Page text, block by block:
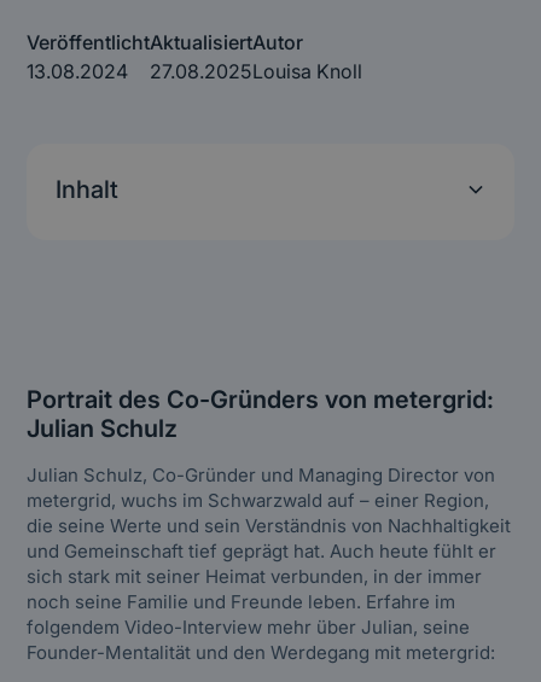
Veröffentlicht
13.08.2024
Aktualisiert
27.08.2025
Autor
Louisa Knoll
Portrait des Co-Gründers von metergrid:
Julian Schulz
Julian Schulz, Co-Gründer und Managing Director von
metergrid, wuchs im Schwarzwald auf – einer Region,
die seine Werte und sein Verständnis von Nachhaltigkeit
und Gemeinschaft tief geprägt hat. Auch heute fühlt er
sich stark mit seiner Heimat verbunden, in der immer
noch seine Familie und Freunde leben. Erfahre im
folgendem Video-Interview mehr über Julian, seine
Founder-Mentalität und den Werdegang mit metergrid:
Inhalt
Heading 5
Heading 6